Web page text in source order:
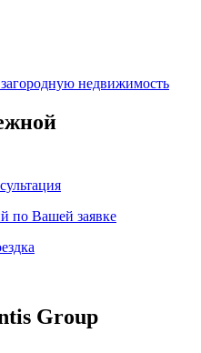
недвижимость
по Вашей заявке
Group